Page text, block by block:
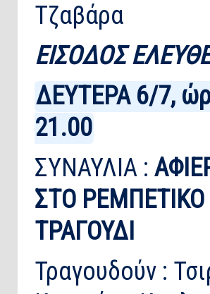
Τζαβάρα
ΕΙΣΟΔΟΣ
ΔΕΥΤΕΡΑ 6/7,
21.00
ΣΥΝΑΥΛΙΑ :
ΣΤΟ ΡΕΜΠΕΤΙΚΟ
ΤΡΑΓΟΥΔΙ
Τραγουδούν :